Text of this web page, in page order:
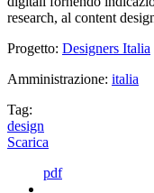
research, al content
Progetto: Designers Italia
Amministrazione: italia
Tag:
design
Scarica
pdf